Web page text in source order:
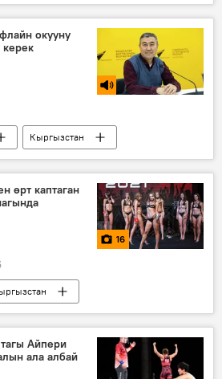
Спорт
олимпиада
Олимпиада оюндары
окууну
керек
Кыргызстан
билим
өрт каптаган
16
Окуялар
кырсык
Айпери
ала албай